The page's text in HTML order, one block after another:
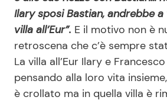
Ilary sposi Bastian, andrebbe
villa all’Eur”. E il motivo non è
retroscena che c’è sempre
La villa all’Eur Ilary e
pensando alla loro vita
è crollato ma in quella villa è